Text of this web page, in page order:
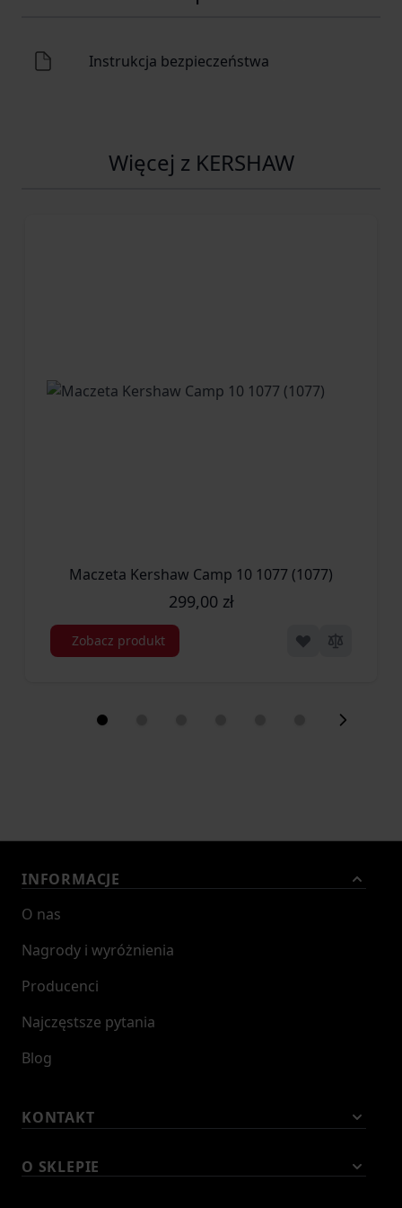
flipper ,
kołek pod kciuk
Materiał okładzin metal - stal nierdzewna
Długość po złożeniu [mm] 112
Instrukcja bezpieczeństwa
Więcej z KERSHAW
Maczeta Kershaw Camp 10 1077 (1077)
299,00 zł
Zobacz produkt
INFORMACJE
O nas
Nagrody i wyróżnienia
Producenci
Najczęstsze pytania
Blog
KONTAKT
O SKLEPIE